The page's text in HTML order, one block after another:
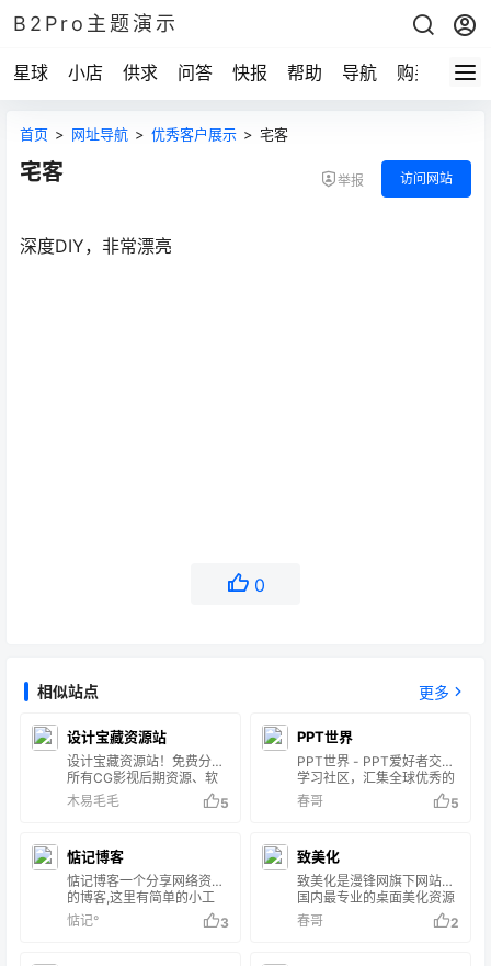
B2Pro主题演示
星球 小店 供求 问答 快报 帮助 导航 购买
首页 > 网址导航 > 优秀客户展示 > 宅客
宅客 举报 访问网站
深度DIY，非常漂亮
0
相似站点 更多
设计宝藏资源站
设计宝藏资源站！免费分享
所有CG影视后期资源、软
件、教程、插件、脚本、模
板、样机、平面设计素材、
备！设计宝藏资源
站,AE,C4D,After
Effects,blender,AE教程,AE
插件,FCPX,FCPX插件,教程,
插件,blender教程,AE模
木易毛毛 5
PPT世界
PPT世界 - PPT爱好者交流
学习社区，汇集全球优秀的
PPTer，致力于发现幻灯的
力量！拥有海量优秀PPT资
材下载等。看PPT设计文
章，学PPT软件教程，找
PPT灵感素材，上PPT世界
（PPTX.CN）！
春哥 5
惦记博客
惦记博客一个分享网络资源
的博客,这里有简单的小工
具，实用的软件和小工具，
以及手游戏,游戏攻略,UI设
惦记° 3
致美化
致美化是漫锋网旗下网站，
国内最专业的桌面美化资源
交流及分享平台，聚集了超
过20万的活跃用户，在此分
春哥 2